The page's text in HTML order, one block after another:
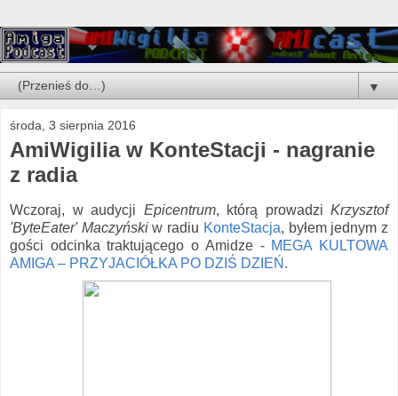
▼
środa, 3 sierpnia 2016
AmiWigilia w KonteStacji - nagranie
z radia
Wczoraj, w audycji Epicentrum, którą prowadzi Krzysztof
'ByteEater' Maczyńskiw radiu KonteStacja, byłem jednym z
gości odcinka traktującego o Amidze - MEGA KULTOWA
AMIGA – PRZYJACIÓŁKA PO DZIŚ DZIEŃ .